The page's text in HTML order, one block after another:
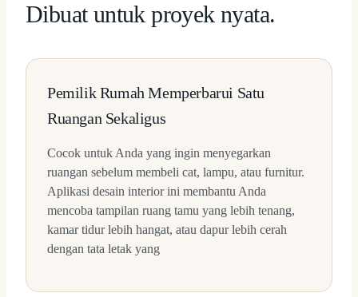
Dibuat untuk proyek nyata.
Pemilik Rumah Memperbarui Satu
Ruangan Sekaligus
Cocok untuk Anda yang ingin menyegarkan
ruangan sebelum membeli cat, lampu, atau furnitur.
Aplikasi desain interior ini membantu Anda
mencoba tampilan ruang tamu yang lebih tenang,
kamar tidur lebih hangat, atau dapur lebih cerah
dengan tata letak yang